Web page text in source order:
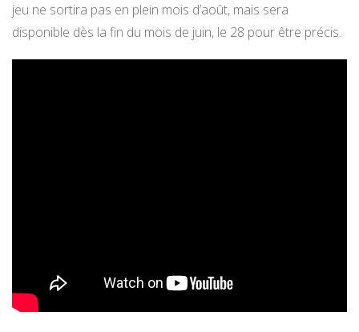
jeu ne sortira pas en plein mois d’août, mais sera
disponible dès la fin du mois de juin, le 28 pour être précis.